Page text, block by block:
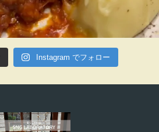
Instagram でフォロー